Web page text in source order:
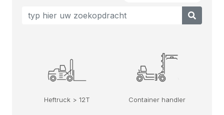
Heftruck > 12T Container handler